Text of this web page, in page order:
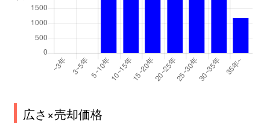
広さ×売却価格